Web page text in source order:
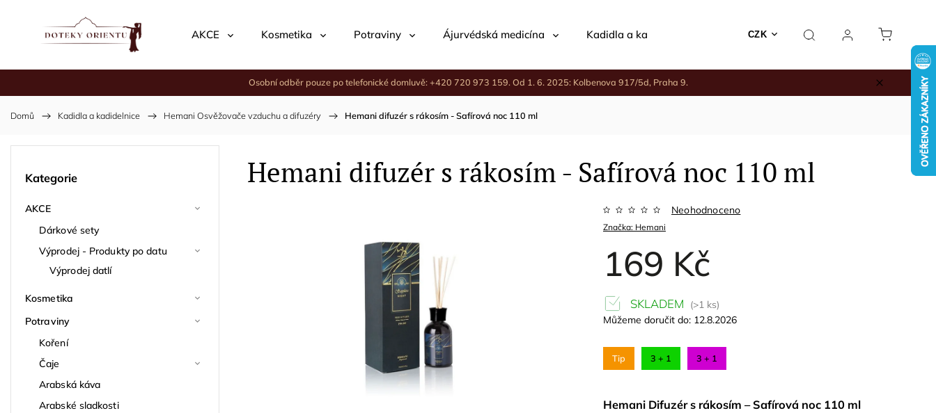
CZK
AKCE Kosmetika Potraviny Ájurvédská medicína Kadidla a kadidelnice Rodinné nákupy Keramika a jiné
Osobní odběr pouze po telefonické domluvě: +420 720 973 159. Od 1. 6. 2025: Kolbenova 917/5d, Praha 9.
Domů / Kadidla a kadidelnice / Hemani Osvěžovače vzduchu a difuzéry / Hemani difuzér s rákosím - Safírová noc 110 ml
Kategorie
AKCE
Dárkové sety
Výprodej - Produkty po datu
Výprodej datlí
Kosmetika
Potraviny
Koření
Čaje
Arabská káva
Arabské sladkosti
Hemani difuzér s rákosím - Safírová noc 110 ml
Značka: Hemani
Neohodnoceno
169 Kč
Tip 3 + 1 3 + 1
Hemani Difuzér s rákosím – Safírová noc 110 ml
SKLADEM
(>1 ks)
Můžeme doručit do: 12.8.2026